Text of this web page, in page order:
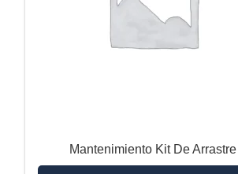
Mantenimiento Kit De Arrastre